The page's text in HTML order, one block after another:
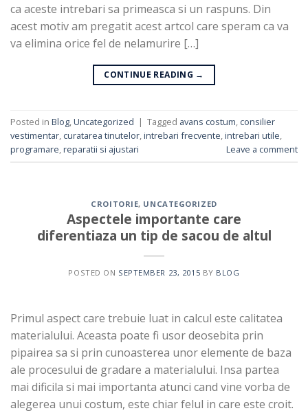
ca aceste intrebari sa primeasca si un raspuns. Din
acest motiv am pregatit acest artcol care speram ca va
va elimina orice fel de nelamurire […]
CONTINUE READING →
Posted in Blog,Uncategorized | Tagged avans costum, consilier
vestimentar, curatarea tinutelor,intrebari frecvente,intrebari utile,
programare,reparatii si ajustari Leave a comment
CROITORIE, UNCATEGORIZED
Aspectele importante care
diferentiaza un tip de sacou de altul
POSTED ON SEPTEMBER 23, 2015 BY BLOG
Primul aspect care trebuie luat in calcul este calitatea
materialului. Aceasta poate fi usor deosebita prin
pipairea sa si prin cunoasterea unor elemente de baza
ale procesului de gradare a materialului. Insa partea
mai dificila si mai importanta atunci cand vine vorba de
alegerea unui costum, este chiar felul in care este croit.